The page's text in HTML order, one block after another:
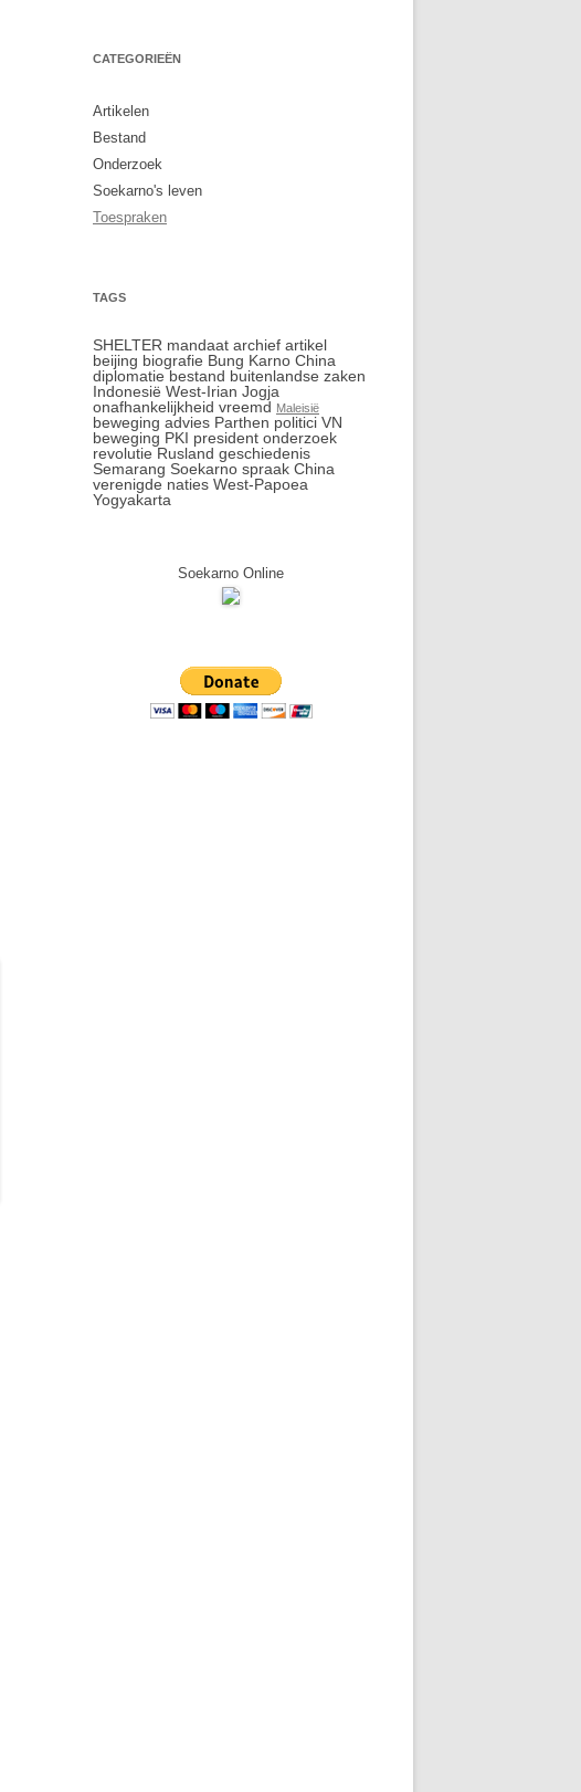
CATEGORIEËN
Artikelen
Bestand
Onderzoek
Soekarno's leven
Toespraken
TAGS
SHELTER mandaat archief artikel
beijing biografie Bung Karno China
diplomatie bestand buitenlandse zaken
Indonesië West-Irian Jogja
onafhankelijkheid vreemd Maleisië
beweging advies Parthen politici VN
beweging PKI president onderzoek
revolutie Rusland geschiedenis
Semarang Soekarno spraak China
verenigde naties West-Papoea
Yogyakarta
Soekarno Online